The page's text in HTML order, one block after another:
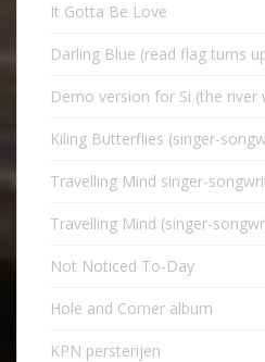
It Gotta Be Love
Darling Blue (read flag turns
Demo version for Si (the river
Kiling Butterflies (singer-
Travelling Mind singer-
Travelling Mind (singer-
Not Noticed To-Day
Hole and Corner album
KPN persterijen